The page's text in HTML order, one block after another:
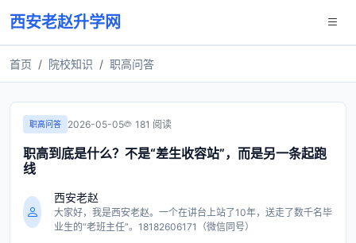
西安老赵升学网
首页 院校知识 职高问答
职高问答 2026-05-05 181 阅读
职高到底是什么？不是“差生收容站”，而是另一条起跑
线
西安老赵
大家好，我是西安老赵。一个在讲台上站了10年，送走了数千名毕
业生的“老班主任”。18182606171（微信同号）